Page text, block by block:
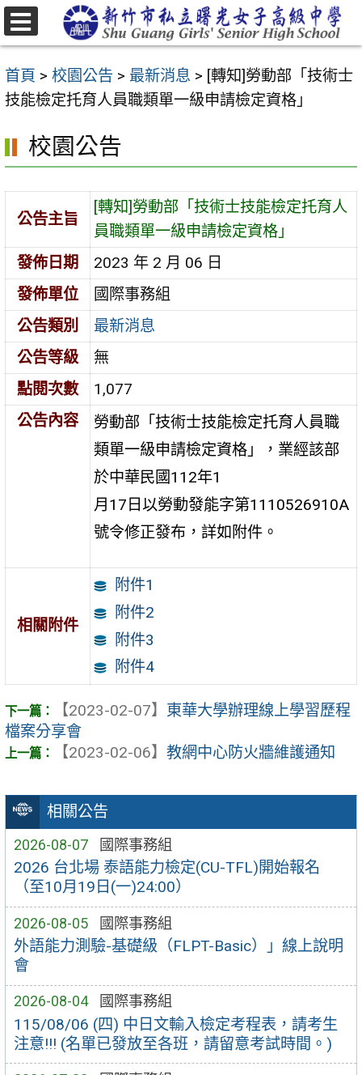
跳
至
要
內
區
首頁 > 校園公告 > 最新消息 > [轉知]勞動部「技術士
技能檢定托育人員職類單一級申請檢定資格」
相關公告
2026-08-07 國際事務組
2026 台北場 泰語能力檢定(CU-TFL)開始報名
（至10月19日(一)24:00）
2026-08-05 國際事務組
外語能力測驗-基礎級（FLPT-Basic）」線上說明
會
2026-08-04 國際事務組
115/08/06 (四) 中日文輸入檢定考程表，請考生
注意!!! (名單已發放至各班，請留意考試時間。)
校園公告
公告主旨
[轉知]勞動部「技術士技能檢定托育人
員職類單一級申請檢定資格」
發佈日期
2023 年 2 月 06 日
發佈單位
國際事務組
公告類別
最新消息
公告等級
無
點閱次數
1,077
公告內容
勞動部「技術士技能檢定托育人員職
類單一級申請檢定資格」，業經該部
於中華民國112年1
月17日以勞動發能字第1110526910A
號令修正發布，詳如附件。
相關附件
附件1
附件2
附件3
附件4
【2023-02-07】 東華大學辦理線上學習歷程
檔案分享會
【2023-02-06】 教網中心防火牆維護通知
選
單